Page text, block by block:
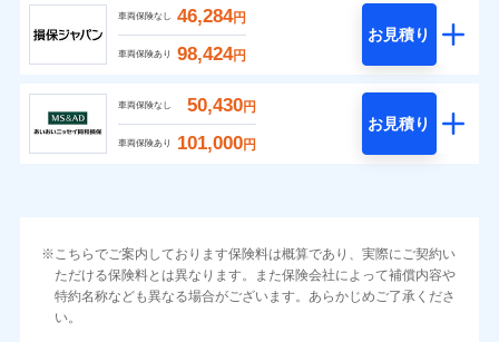
車両保険なし 46,284円
車両保険あり 98,424円
お見積り
車両保険なし 50,430円
車両保険あり 101,000円
お見積り
こちらでご案内しております保険料は概算であり、実際にご契約い
ただける保険料とは異なります。また保険会社によって補償内容や
特約名称なども異なる場合がございます。あらかじめご了承くださ
い。